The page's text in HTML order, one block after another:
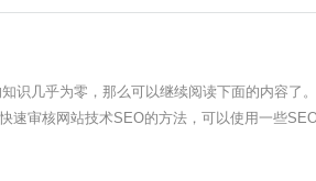
识几乎为零，那么可以继续阅读下面的内容了
审核网站技术SEO的方法，可以使用一些SEO